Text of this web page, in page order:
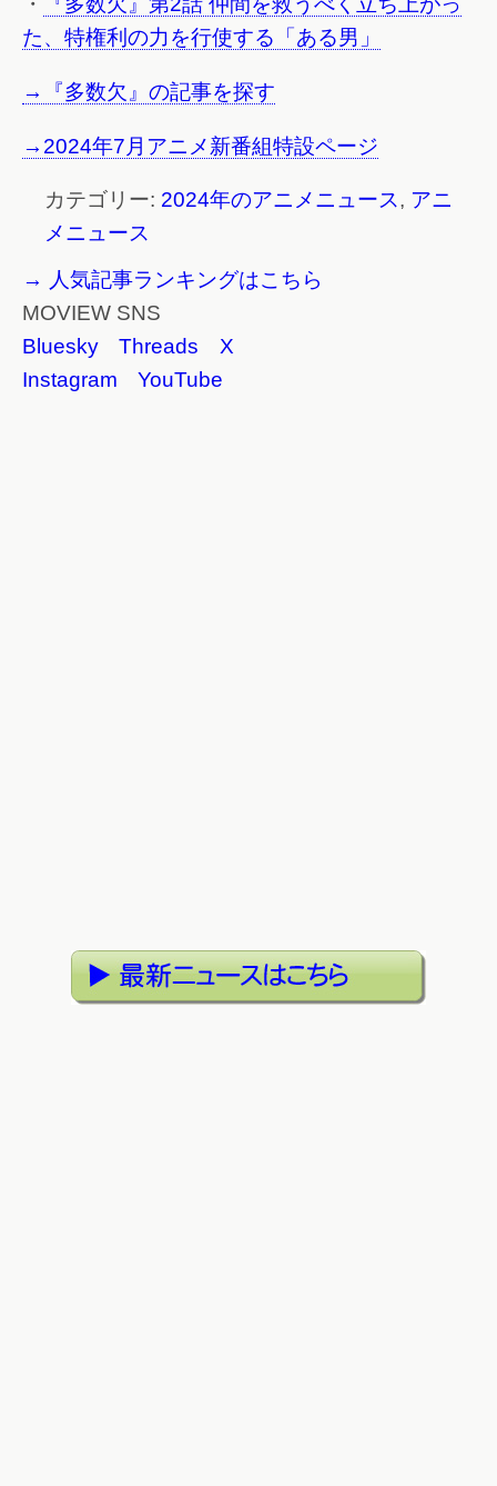
た、特権利の力を行使する「ある男」
→『多数欠』の記事を探す
→2024年7月アニメ新番組特設ページ
カテゴリー: 2024年のアニメニュース, アニ
メニュース
→ 人気記事ランキングはこちら
MOVIEW SNS
Bluesky
Threads
X
Instagram
YouTube